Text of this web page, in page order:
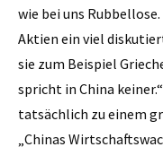
wie bei uns
Aktien ein viel
sie zum Beispiel
spricht in China
tatsächlich zu einem
„Chinas